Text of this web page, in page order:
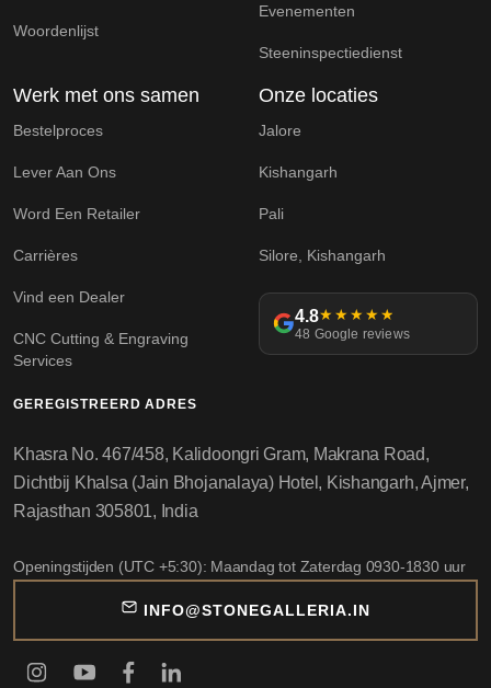
Woordenlijst
Evenementen
Steeninspectiedienst
Werk met ons samen
Bestelproces
Lever Aan Ons
Word Een Retailer
Carrières
Vind een Dealer
CNC Cutting & Engraving
Services
Onze locaties
Jalore
Kishangarh
Pali
Silore, Kishangarh
4.8★★★★★
48 Google reviews
GEREGISTREERD ADRES
Khasra No. 467/458, Kalidoongri Gram, Makrana Road,
Dichtbij Khalsa (Jain Bhojanalaya) Hotel, Kishangarh, Ajmer,
Rajasthan 305801, India
Openingstijden (UTC +5:30): Maandag tot Zaterdag 0930-1830 uur
INFO@STONEGALLERIA.IN